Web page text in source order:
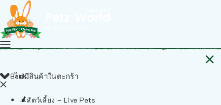
ไม่มีสินค้าในตะกร้า
Back
สัตว์เลี้ยง – Live Pets